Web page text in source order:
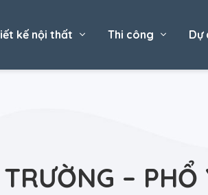
kế nội thất Thi công Dự
– PHỔ